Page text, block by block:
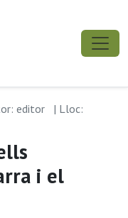
editor
| Lloc:
i el